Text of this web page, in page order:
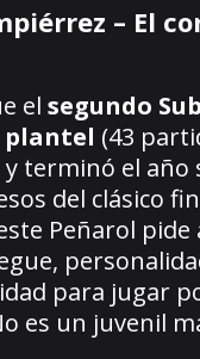
– El
el segundo
plantel (43
y terminó el año
del clásico
Peñarol pide
para jugar
es un juvenil